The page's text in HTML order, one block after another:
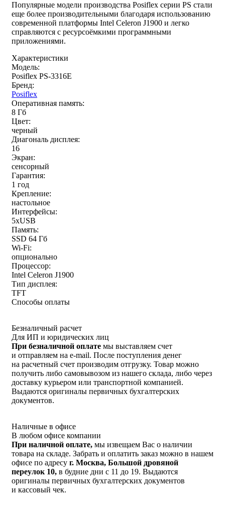
Популярные модели производства Posiflex серии PS стали
еще более производительными благодаря использованию
современной платформы Intel Celeron J1900 и легко
справляются с ресурсоёмкими программными
приложениями.
Характеристики
Модель:
Posiflex PS-3316E
Бренд:
Posiflex
Оперативная память:
8 Гб
Цвет:
черный
Диагональ дисплея:
16
Экран:
сенсорный
Гарантия:
1 год
Крепление:
настольное
Интерфейсы:
5хUSB
Память:
SSD 64 Гб
Wi-Fi:
опционально
Процессор:
Intel Celeron J1900
Тип дисплея:
TFT
Способы оплаты
Безналичный расчет
Для ИП и юридических лиц
При безналичной оплате мы выставляем счет
и отправляем на e-mail. После поступления денег
на расчетный счет производим отгрузку. Товар можно
получить либо самовывозом из нашего склада, либо через
доставку курьером или транспортной компанией.
Выдаются оригиналы первичных бухгалтерских
документов.
Наличные в офисе
В любом офисе компании
При наличной оплате, мы извещаем Вас о наличии
товара на складе. Забрать и оплатить заказ можно в нашем
офисе по адресу г. Москва, Большой дровяной
переулок 10, в будние дни с 11 до 19. Выдаются
оригиналы первичных бухгалтерских документов
и кассовый чек.